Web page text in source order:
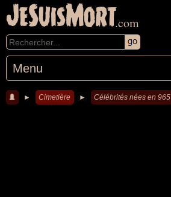
JeSuisMort.com
Menu
► Cimetière ► Célébrités nées en 965